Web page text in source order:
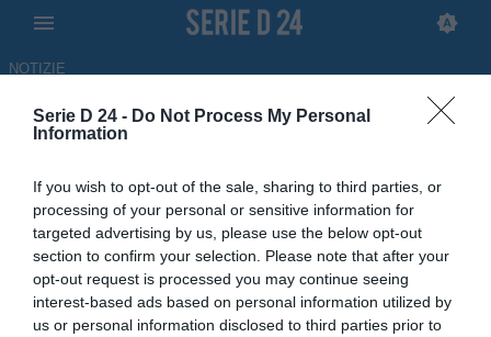
Serie D 24 - Do Not Process My Personal
Information
If you wish to opt-out of the sale, sharing to third parties, or
processing of your personal or sensitive information for
targeted advertising by us, please use the below opt-out
section to confirm your selection. Please note that after your
opt-out request is processed you may continue seeing
interest-based ads based on personal information utilized by
us or personal information disclosed to third parties prior to
NOTIZIE
Fasano, sondaggio di Audace
Cerignola e Team Altamura per
Tangorre
28.05.2026 19:00 di Francesca Melillo
Interesse dalla Serie C per il difensore biancazzurro classe 2003